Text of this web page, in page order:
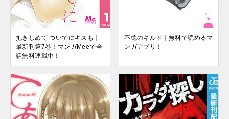
抱きしめて ついでにキスも｜
最新刊第7巻！マンガMeeで全
話無料連載中！
不徳のギルド｜無料で読めるマ
ンガアプリ！